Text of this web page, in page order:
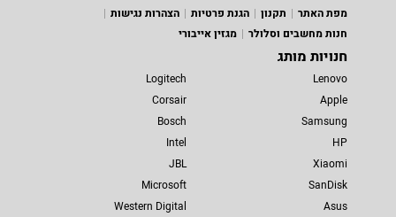
מפת האתר
תקנון הגנת פרטיות
הצהרות נגישות
חנות מחשבים וסלולר
מגזין אייבורי
חנויות מותג
Lenovo
Apple
Samsung
HP
Xiaomi
SanDisk
Asus
Logitech
Corsair
Bosch
Intel
JBL
Microsoft
Western Digital